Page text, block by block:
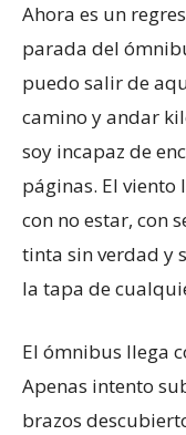
Ahora es un
parada del
puedo salir de
camino y andar
soy incapaz de
páginas. El viento
con no estar, con
tinta sin verdad y
la tapa de
El ómnibus llega
Apenas intento
brazos